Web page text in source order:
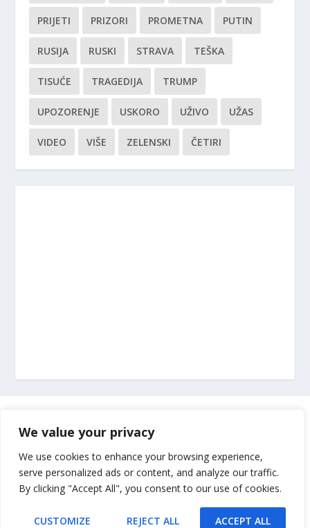
We value your privacy
We use cookies to enhance your browsing experience,
serve personalized ads or content, and analyze our traffic.
By clicking "Accept All", you consent to our use of cookies.
CUSTOMIZE REJECT ALL ACCEPT ALL
PRIJETI PRIZORI PROMETNA PUTIN
RUSIJA RUSKI STRAVA TEŠKA
TISUĆE TRAGEDIJA TRUMP
UPOZORENJE USKORO UŽIVO UŽAS
VIDEO VIŠE ZELENSKI ČETIRI
Impressum
Uvjeti korištenja